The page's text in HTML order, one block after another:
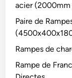
acier
Paire de
Rampes de
Rampe de